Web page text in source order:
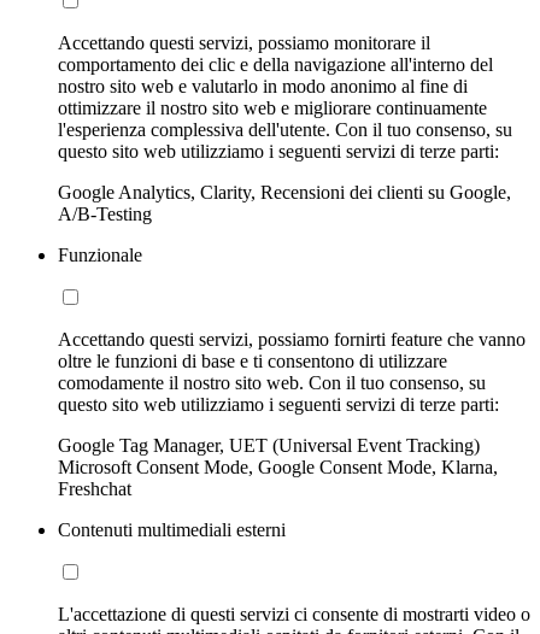
Accettando questi servizi, possiamo monitorare il
comportamento dei clic e della navigazione all'interno del
nostro sito web e valutarlo in modo anonimo al fine di
ottimizzare il nostro sito web e migliorare continuamente
l'esperienza complessiva dell'utente. Con il tuo consenso, su
questo sito web utilizziamo i seguenti servizi di terze parti:
Google Analytics, Clarity, Recensioni dei clienti su Google,
A/B-Testing
Funzionale
Accettando questi servizi, possiamo fornirti feature che vanno
oltre le funzioni di base e ti consentono di utilizzare
comodamente il nostro sito web. Con il tuo consenso, su
questo sito web utilizziamo i seguenti servizi di terze parti:
Google Tag Manager, UET (Universal Event Tracking)
Microsoft Consent Mode, Google Consent Mode, Klarna,
Freshchat
Contenuti multimediali esterni
L'accettazione di questi servizi ci consente di mostrarti video o